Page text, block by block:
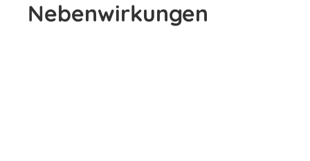
Nebenwirkungen